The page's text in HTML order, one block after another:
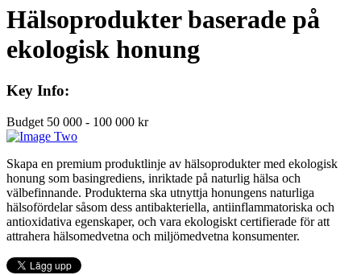
Hälsoprodukter baserade på
ekologisk honung
Key Info:
Budget 50 000 - 100 000 kr
Skapa en premium produktlinje av hälsoprodukter med ekologisk
honung som basingrediens, inriktade på naturlig hälsa och
välbefinnande. Produkterna ska utnyttja honungens naturliga
hälsofördelar såsom dess antibakteriella, antiinflammatoriska och
antioxidativa egenskaper, och vara ekologiskt certifierade för att
attrahera hälsomedvetna och miljömedvetna konsumenter.